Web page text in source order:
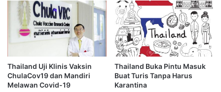
Thailand Uji Klinis Vaksin
ChulaCov19 dan Mandiri
Melawan Covid-19
Thailand Buka Pintu Masuk
Buat Turis Tanpa Harus
Karantina